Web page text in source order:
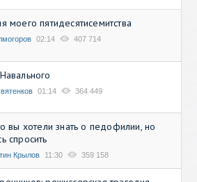
моего пятидесятисемитства
02:14 407 714
01:14 364 449
вы хотели знать о педофилии, но
спросить
Крылов 11:30 359 158